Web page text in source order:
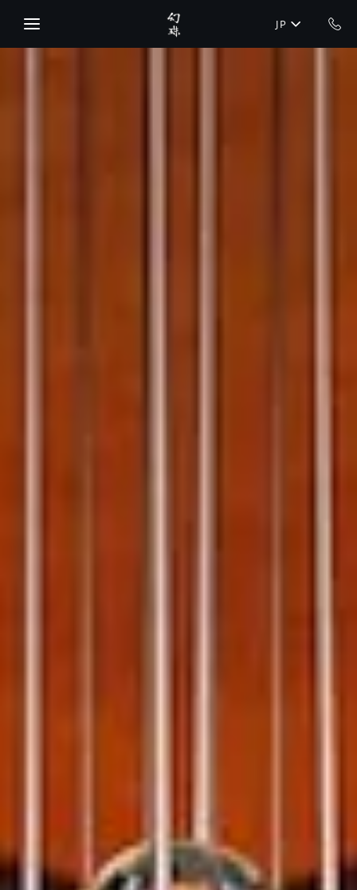
Skip to main content
JP